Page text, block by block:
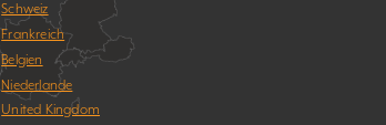
Schweiz
Frankreich
Belgien
Niederlande
United Kingdom